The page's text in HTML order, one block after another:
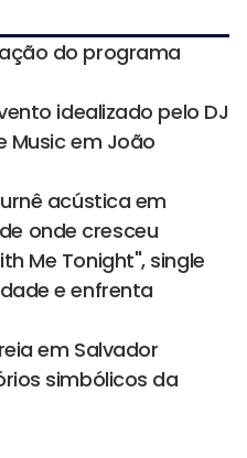
do programa
idealizado pelo DJ
Music em João
acústica em
onde cresceu
Me Tonight", single
e enfrenta
em Salvador
simbólicos da